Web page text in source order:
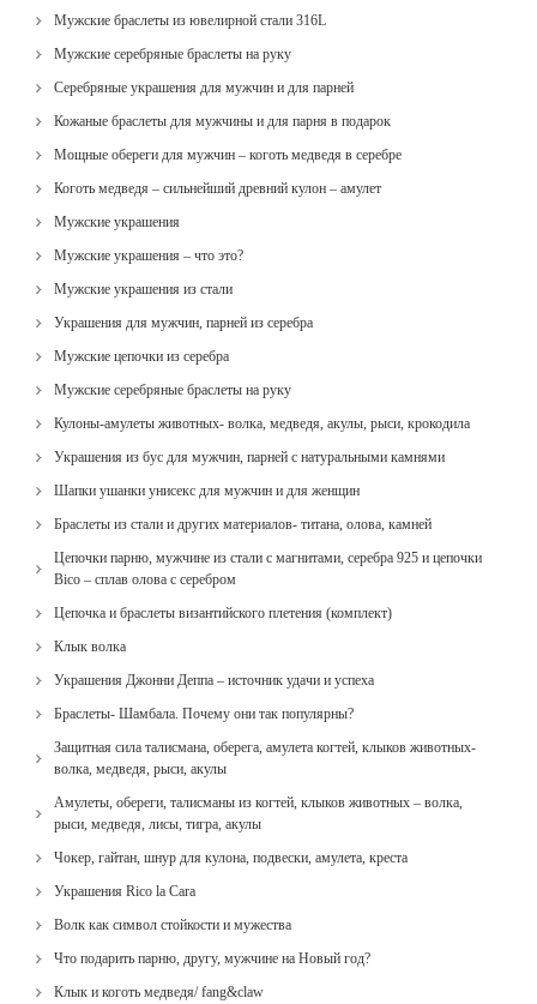
Мужские браслеты из ювелирной стали 316L
Мужские серебряные браслеты на руку
Серебряные украшения для мужчин и для парней
Кожаные браслеты для мужчины и для парня в подарок
Мощные обереги для мужчин – коготь медведя в серебре
Коготь медведя – сильнейший древний кулон – амулет
Мужские украшения
Мужские украшения – что это?
Мужские украшения из стали
Украшения для мужчин, парней из серебра
Мужские цепочки из серебра
Мужские серебряные браслеты на руку
Кулоны-амулеты животных- волка, медведя, акулы, рыси, крокодила
Украшения из бус для мужчин, парней с натуральными камнями
Шапки ушанки унисекс для мужчин и для женщин
Браслеты из стали и других материалов- титана, олова, камней
Цепочки парню, мужчине из стали с магнитами, серебра 925 и цепочки
Bico – сплав олова с серебром
Цепочка и браслеты византийского плетения (комплект)
Клык волка
Украшения Джонни Деппа – источник удачи и успеха
Браслеты- Шамбала. Почему они так популярны?
Защитная сила талисмана, оберега, амулета когтей, клыков животных-
волка, медведя, рыси, акулы
Амулеты, обереги, талисманы из когтей, клыков животных – волка,
рыси, медведя, лисы, тигра, акулы
Чокер, гайтан, шнур для кулона, подвески, амулета, креста
Украшения Rico la Cara
Волк как символ стойкости и мужества
Что подарить парню, другу, мужчине на Новый год?
Клык и коготь медведя/ fang&claw